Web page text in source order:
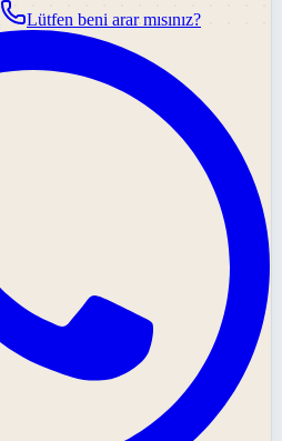
Lütfen beni arar mısınız?